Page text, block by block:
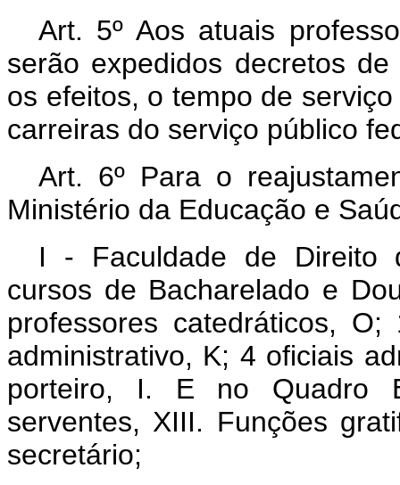
Art. 5º Aos atuais
serão expedidos decretos
os efeitos, o tempo de
carreiras do serviço público
Art. 6º Para o
Ministério da Educação e
I - Faculdade de Direito
cursos de Bacharelado e
professores catedráticos,
administrativo, K; 4 oficiais
porteiro, I. E no Quadro
serventes, XIII. Funções
secretário;